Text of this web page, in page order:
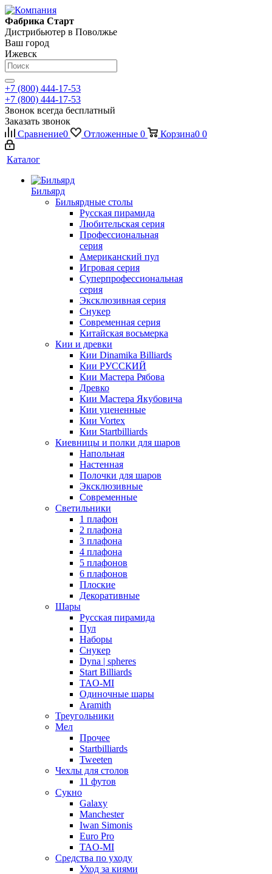
Фабрика Старт
Дистрибьютер в Поволжье
Ваш город
Ижевск
+7 (800) 444-17-53
+7 (800) 444-17-53
Звонок всегда бесплатный
Заказать звонок
Сравнение0 Отложенные 0 Корзина0 0
Каталог
Бильярд
Бильярдные столы
Русская пирамида
Любительская серия
Профессиональная
серия
Американский пул
Игровая серия
Суперпрофессиональная
серия
Эксклюзивная серия
Снукер
Современная серия
Китайская восьмерка
Кии и древки
Кии Dinamika Billiards
Кии РУССКИЙ
Кии Мастера Рябова
Древко
Кии Мастера Якубовича
Кии уцененные
Кии Vortex
Кии Startbilliards
Киевницы и полки для шаров
Напольная
Настенная
Полочки для шаров
Эксклюзивные
Современные
Светильники
1 плафон
2 плафона
3 плафона
4 плафона
5 плафонов
6 плафонов
Плоские
Декоративные
Шары
Русская пирамида
Пул
Наборы
Снукер
Dyna | spheres
Start Billiards
TAO-MI
Одиночные шары
Aramith
Треугольники
Мел
Прочее
Startbilliards
Tweeten
Чехлы для столов
11 футов
Сукно
Galaxy
Manchester
Iwan Simonis
Euro Pro
TAO-MI
Средства по уходу
Уход за киями